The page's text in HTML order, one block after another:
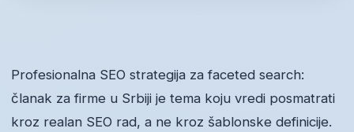
Profesionalna SEO strategija za faceted search:
članak za firme u Srbiji je tema koju vredi posmatrati
kroz realan SEO rad, a ne kroz šablonske definicije.